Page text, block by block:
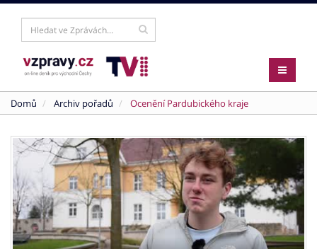
Domů Archiv pořadů Ocenění Pardubického kraje